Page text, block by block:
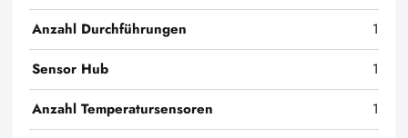
Anzahl Durchführungen
1
Sensor Hub
1
Anzahl Temperatursensoren
1